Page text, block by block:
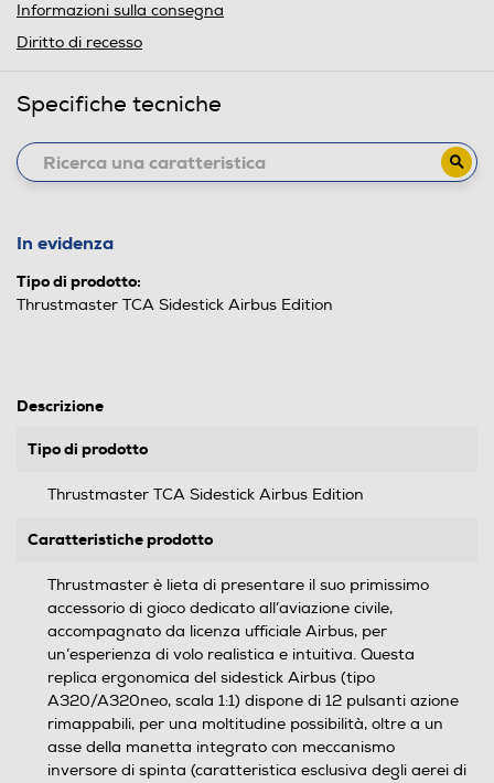
Informazioni sulla consegna
Diritto di recesso
Specifiche tecniche
In evidenza
Tipo di prodotto:
Thrustmaster TCA Sidestick Airbus Edition
Descrizione
Tipo di prodotto
Thrustmaster TCA Sidestick Airbus Edition
Caratteristiche prodotto
Thrustmaster è lieta di presentare il suo primissimo
accessorio di gioco dedicato all’aviazione civile,
accompagnato da licenza ufficiale Airbus, per
un’esperienza di volo realistica e intuitiva. Questa
replica ergonomica del sidestick Airbus (tipo
A320/A320neo, scala 1:1) dispone di 12 pulsanti azione
rimappabili, per una moltitudine possibilità, oltre a un
asse della manetta integrato con meccanismo
inversore di spinta (caratteristica esclusiva degli aerei di